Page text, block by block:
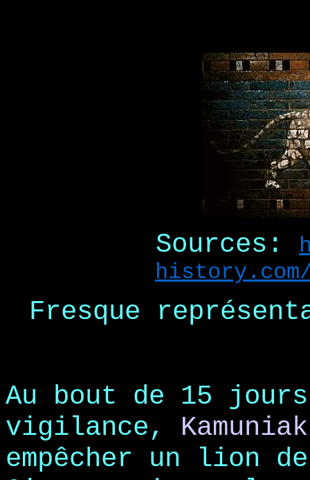
Sources:
Fresque
Au bout de 15
vigilance, Kamuniak
empêcher un lion